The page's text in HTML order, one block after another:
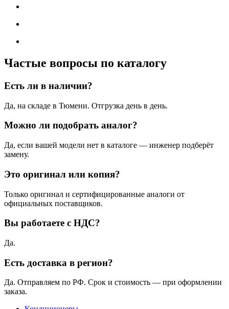
Частые вопросы по каталогу
Есть ли в наличии?
Да, на складе в Тюмени. Отгрузка день в день.
Можно ли подобрать аналог?
Да, если вашей модели нет в каталоге — инженер подберёт
замену.
Это оригинал или копия?
Только оригинал и сертифицированные аналоги от
официальных поставщиков.
Вы работаете с НДС?
Да.
Есть доставка в регион?
Да. Отправляем по РФ. Срок и стоимость — при оформлении
заказа.